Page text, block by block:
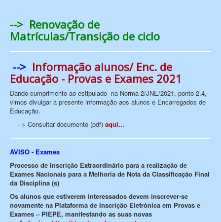
--> Renovação de
Matrículas/Transição de ciclo
--> Informação alunos/ Enc. de
Educação - Provas e Exames 2021
Dando cumprimento ao estipulado na Norma 2/JNE/2021, ponto 2.4,
vimos divulgar a presente informação aos alunos e Encarregados de
Educação.
--> Consultar documento (pdf) aqui...
AVISO - Exames
Processo de Inscrição Extraordinário para a realização de
Exames Nacionais para a Melhoria de Nota da Classificação Final
da Disciplina (s)
Os alunos que estiverem interessados devem inscrever-se
novamente na Plataforma de Inscrição Eletrónica em Provas e
Exames – PIEPE, manifestando as suas novas